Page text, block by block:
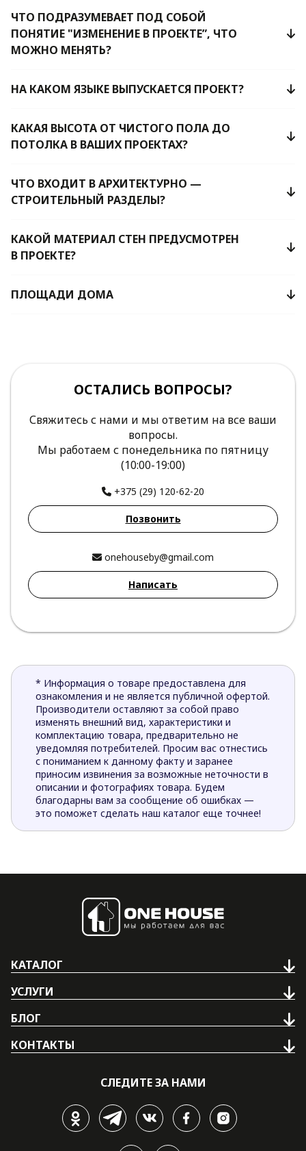
ЧТО ПОДРАЗУМЕВАЕТ ПОД СОБОЙ
ПОНЯТИЕ "ИЗМЕНЕНИЕ В ПРОЕКТЕ”, ЧТО
МОЖНО МЕНЯТЬ?
НА КАКОМ ЯЗЫКЕ ВЫПУСКАЕТСЯ ПРОЕКТ?
КАКАЯ ВЫСОТА ОТ ЧИСТОГО ПОЛА ДО
ПОТОЛКА В ВАШИХ ПРОЕКТАХ?
ЧТО ВХОДИТ В АРХИТЕКТУРНО —
СТРОИТЕЛЬНЫЙ РАЗДЕЛЫ?
КАКОЙ МАТЕРИАЛ СТЕН ПРЕДУСМОТРЕН
В ПРОЕКТЕ?
ПЛОЩАДИ ДОМА
ОСТАЛИСЬ ВОПРОСЫ?
Свяжитесь с нами и мы ответим на все ваши
вопросы.
Мы работаем с понедельника по пятницу
(10:00-19:00)
+375 (29) 120-62-20
Позвонить
onehouseby@gmail.com
Написать
* Информация о товаре предоставлена для
ознакомления и не является публичной офертой.
Производители оставляют за собой право
изменять внешний вид, характеристики и
комплектацию товара, предварительно не
уведомляя потребителей. Просим вас отнестись
с пониманием к данному факту и заранее
приносим извинения за возможные неточности в
описании и фотографиях товара. Будем
благодарны вам за сообщение об ошибках —
это поможет сделать наш каталог еще точнее!
КАТАЛОГ
УСЛУГИ
БЛОГ
КОНТАКТЫ
СЛЕДИТЕ ЗА НАМИ